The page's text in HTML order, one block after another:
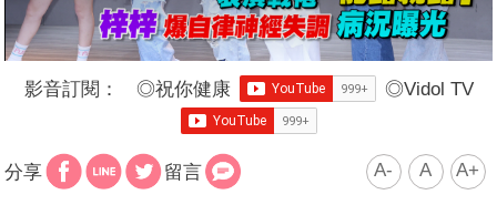
影音訂閱： ◎祝你健康 ◎Vidol TV
分享 留言 A- A A+